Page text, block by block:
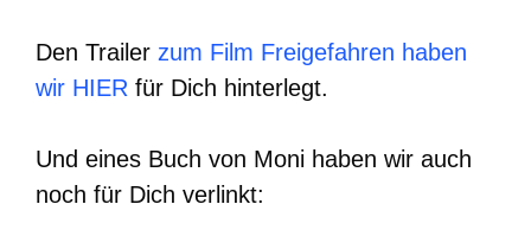
Den Trailer zum Film Freigefahren haben
wir HIER für Dich hinterlegt.
Und eines Buch von Moni haben wir auch
noch für Dich verlinkt: